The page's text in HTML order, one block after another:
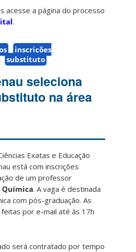
acesse a página do processo
.
inscrições
substituto
seleciona
na área
Exatas e Educação
está com inscrições
de um professor
Química. A vaga é destinada
com pós-graduação. As
por e-mail até às 17h
será contratado por tempo